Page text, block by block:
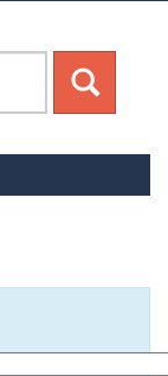
Canais